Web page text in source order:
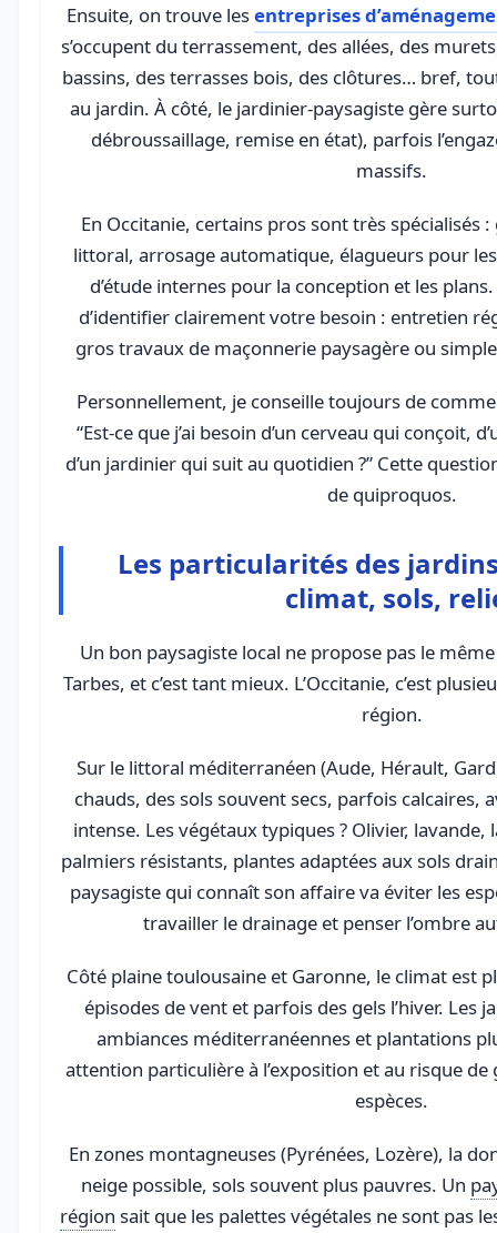
Ensuite, on trouve lesentreprises
s’occupent du terrassement, des allées, des
bassins, des terrasses bois, des clôtures… bref,
au jardin. À côté, le jardinier-paysagiste gère
débroussaillage, remise en état), parfois
massifs.
En Occitanie, certains pros sont très spécialisés
littoral, arrosage automatique, élagueurs pour
d’étude internes pour la conception et les plans.
d’identifier clairement votre besoin : entretien
gros travaux de maçonnerie paysagère ou
Personnellement, je conseille toujours de
“Est-ce que j’ai besoin d’un cerveau qui conçoit,
d’un jardinier qui suit au quotidien ?” Cette
de quiproquos.
Les particularités des
climat, sols,
Un bon paysagiste local ne propose pas le
Tarbes, et c’est tant mieux. L’Occitanie, c’est
région.
Sur le littoral méditerranéen (Aude, Hérault,
chauds, des sols souvent secs, parfois calcaires,
intense. Les végétaux typiques ? Olivier, lavande,
palmiers résistants, plantes adaptées aux sols
paysagiste qui connaît son affaire va éviter les
travailler le drainage et penser l’ombre
Côté plaine toulousaine et Garonne, le climat est
épisodes de vent et parfois des gels l’hiver. Les
ambiances méditerranéennes et plantations
attention particulière à l’exposition et au risque
espèces.
En zones montagneuses (Pyrénées, Lozère), la
neige possible, sols souvent plus pauvres. Un
région sait que les palettes végétales ne sont pas